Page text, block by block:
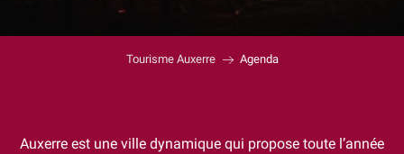
Tourisme Auxerre Agenda
Auxerre est une ville dynamique qui propose toute l’année